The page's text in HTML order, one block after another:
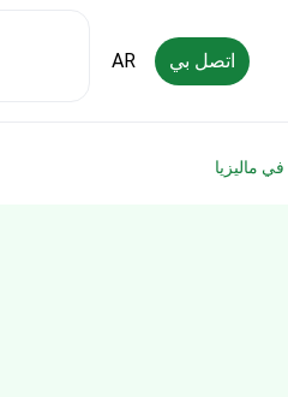
اتصل بي AR
ماليزيا